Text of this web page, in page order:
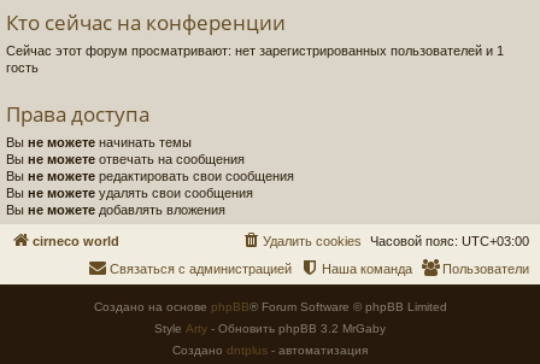
Кто сейчас на конференции
Сейчас этот форум просматривают: нет зарегистрированных пользователей и 1
гость
Права доступа
Вы не можете начинать темы
Вы не можете отвечать на сообщения
Вы не можете редактировать свои сообщения
Вы не можете удалять свои сообщения
Вы не можете добавлять вложения
cirneco world Часовой пояс: UTC+03:00
Удалить cookies
Пользователи
Наша команда
Связаться с администрацией
Создано на основе phpBB® Forum Software © phpBB Limited
Style Arty - Обновить phpBB 3.2 MrGaby
Создано dntplus - автоматизация